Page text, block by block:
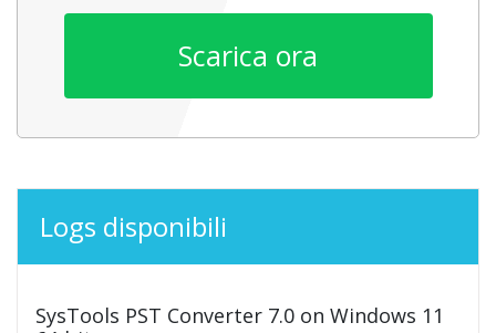
Scarica ora
Logs disponibili
SysTools PST Converter 7.0 on Windows 11